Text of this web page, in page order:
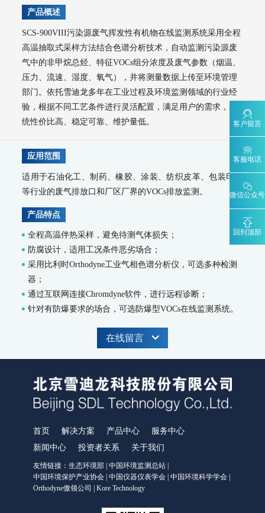
AQMS-900VC-环境空气挥发性有机物在线监测系统
AQMS-900VF-环境空气甲醛在线监测系统
AQMS-900TOFMS-多通道飞行时间质谱在线监测系统
大气走航监测车
MCS-900A-大气复合污染走航监测车
水环境监测
地表水监测系统
WQMS-900AI-数智化水质在线监测系统
WQMS-900-固定式水质自动监测系统
WQMS-900S-小型式水质自动监测系统
WQMS-900F-浮标式水质自动监测系统
WCS-900W-水质移动监测系统
MODEL 9811-高锰酸盐指数水质在线自动监测仪
MODEL 9870-水质自动采样器
MODEL 9001-叶绿素a水质在线自动监测仪
MODEL 9002-藻密度水质在线自动监测仪
污染源水质监测系统
WWMS-900AI-数智化污染源水质在线监测系统
WWMS-900-污染源水质在线监测系统
MODEL 9810-化学需氧量（CODcr）水质在线自动监测仪
MODEL 9840-总磷水质在线自动监测仪
MODEL 9850-总氮水质在线自动监测仪
MODEL 2000-pH-水质在线自动监测仪
WQMS-900HM-水中多参数重金属（XRF）在线监测系统
智慧监测监管平台
大气污染防治决策支持平台
水污染防治决策支持平台
智能环境综合监控平台
区县智慧环保平台
园区安全环保应急一体化监管平台
客户留言
客服电话
微信公众号
回到顶部
产品概述
SCS-900VIII污染源废气挥发性有机物在线监测系统采用全程
高温抽取式采样方法结合色谱分析技术，自动监测污染源废
气中的非甲烷总烃、特征VOCs组分浓度及废气参数（烟温、
压力、流速、湿度、氧气），并将测量数据上传至环境管理
部门。依托雪迪龙多年在工业过程及环境监测领域的行业经
验，根据不同工艺条件进行灵活配置，满足用户的需求，系
统性价比高、稳定可靠、维护量低。
应用范围
适用于石油化工、制药、橡胶、涂装、纺织皮革、包装印刷
等行业的废气排放口和厂区厂界的VOCs排放监测。
产品特点
全程高温伴热采样，避免待测气体损失；
防腐设计，适用工况条件恶劣场合；
采用比利时Orthodyne工业气相色谱分析仪，可选多种检测
器；
通过互联网连接Chromdyne软件，进行远程诊断；
针对有防爆要求的场合，可选防爆型VOCs在线监测系统。
在线留言
首页 解决方案 产品中心
服务中心
新闻中心
投资者关系 关于我们
友情链接： 生态环境部 | 中国环境监测总站 |
中国环境保护产业协会 | 中国仪器仪表学会 | 中国环境科学学会 |
Orthodyne傲领公司 | Kore Technology